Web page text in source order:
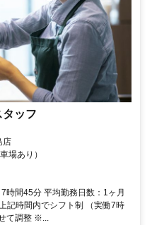
ッフ
店
場あり）
時間45分 平均勤務日数：1ヶ月
記時間内でシフト制 （実働7時
て調整 ※...